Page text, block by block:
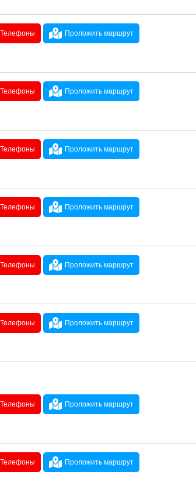
Телефоны Проложить маршрут
Телефоны Проложить маршрут
Телефоны Проложить маршрут
Телефоны Проложить маршрут
Телефоны Проложить маршрут
Телефоны Проложить маршрут
Телефоны Проложить маршрут
Телефоны Проложить маршрут